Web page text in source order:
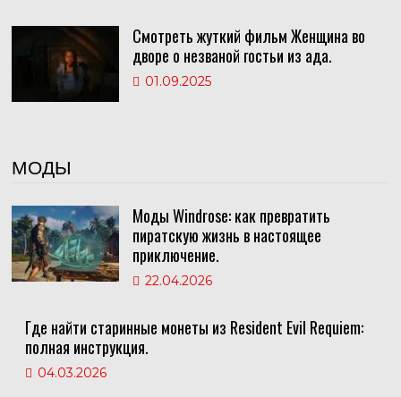
Смотреть жуткий фильм Женщина во
дворе о незваной гостьи из ада.
01.09.2025
МОДЫ
Моды Windrose: как превратить
пиратскую жизнь в настоящее
приключение.
22.04.2026
Где найти старинные монеты из Resident Evil Requiem:
полная инструкция.
04.03.2026